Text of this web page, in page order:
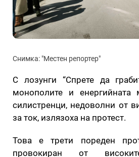
Снимка: "Местен репортер"
С лозунги “Спрете да
монополите и енергийната
силистренци, недоволни от
за ток, излязоха на протест.
Това е трети пореден
провокиран от